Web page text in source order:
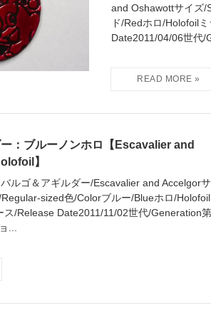
and Oshawottサイズ/
ド/Redホロ/Holofoil
Date2011/04/06世代/
：ブルーノンホロ【Escavalier and
】
ルゴ＆アギルダー/Escavalier and Accelgor
sized色/Colorブルー/Blueホロ/Holofoil
ス/Release Date2011/11/02世代/Generation
...